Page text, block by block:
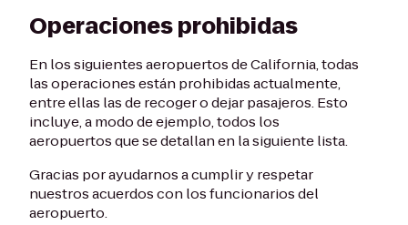
Operaciones prohibidas
En los siguientes aeropuertos de California, todas
las operaciones están prohibidas actualmente,
entre ellas las de recoger o dejar pasajeros. Esto
incluye, a modo de ejemplo, todos los
aeropuertos que se detallan en la siguiente lista.
Gracias por ayudarnos a cumplir y respetar
nuestros acuerdos con los funcionarios del
aeropuerto.